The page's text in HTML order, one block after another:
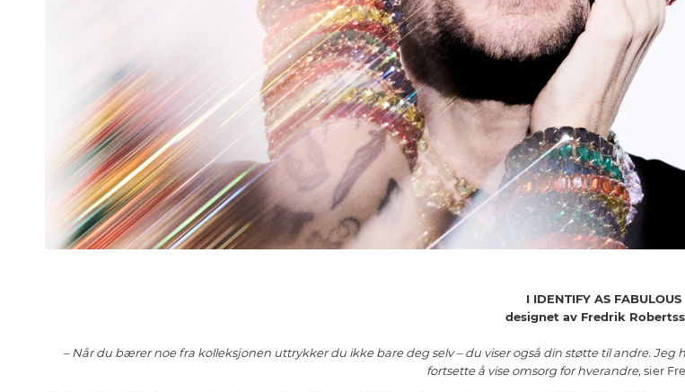
I IDENTIFY AS FABULOUS
designet av Fredrik
– Når du bærer noe fra kolleksjonen uttrykker du ikke bare deg selv – du viser også din støtte til andre.
fortsette å vise omsorg for hverandre,sier